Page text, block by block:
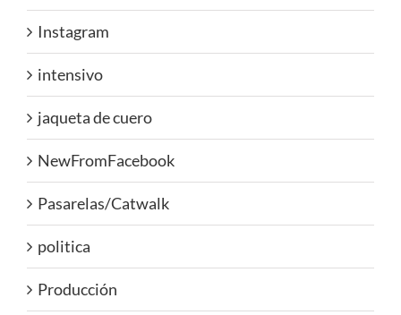
Instagram
intensivo
jaqueta de cuero
NewFromFacebook
Pasarelas/Catwalk
politica
Producción